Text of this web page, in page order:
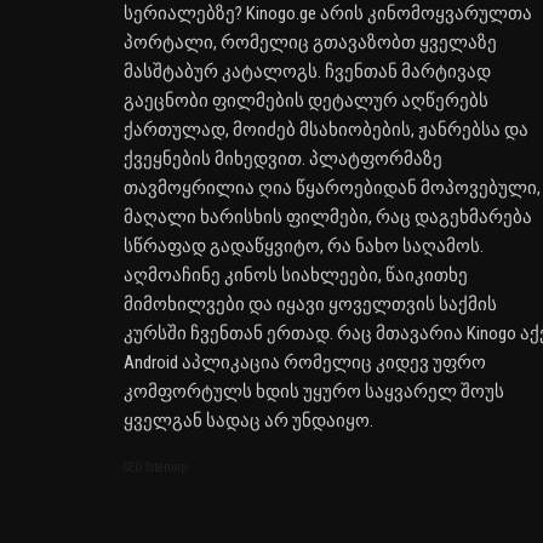
სერიალებზე? Kinogo.ge არის კინომოყვარულთა
პორტალი, რომელიც გთავაზობთ ყველაზე
მასშტაბურ კატალოგს. ჩვენთან მარტივად
გაეცნობი ფილმების დეტალურ აღწერებს
ქართულად, მოიძებ მსახიობების, ჟანრებსა და
ქვეყნების მიხედვით. პლატფორმაზე
თავმოყრილია ღია წყაროებიდან მოპოვებული,
მაღალი ხარისხის ფილმები, რაც დაგეხმარება
სწრაფად გადაწყვიტო, რა ნახო საღამოს.
აღმოაჩინე კინოს სიახლეები, წაიკითხე
მიმოხილვები და იყავი ყოველთვის საქმის
კურსში ჩვენთან ერთად. რაც მთავარია Kinogo
Android აპლიკაცია რომელიც კიდევ უფრო
კომფორტულს ხდის უყურო საყვარელ შოუს
ყველგან სადაც არ უნდაიყო.